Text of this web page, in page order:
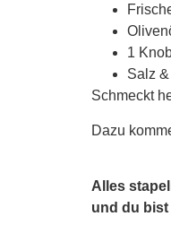
1
Salz
Schmeckt
Dazu
Alles
und du bist